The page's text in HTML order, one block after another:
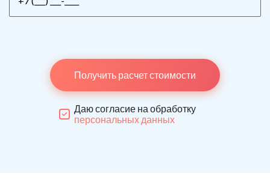
Получить расчет стоимости
Даю согласие на обработку
персональных данных